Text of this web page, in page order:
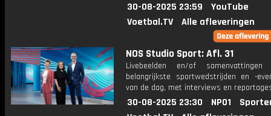
30-08-2025 23:59
YouTube
Voetbal.TV
Alle afleveringen
NOS Studio Sport: Afl. 31
Livebeelden en/of
belangrijkste sportwedstrijden en -
van de dag, met interviews en
30-08-2025 23:30 NPO1